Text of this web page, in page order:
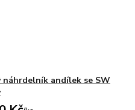
náhrdelník andílek se SW